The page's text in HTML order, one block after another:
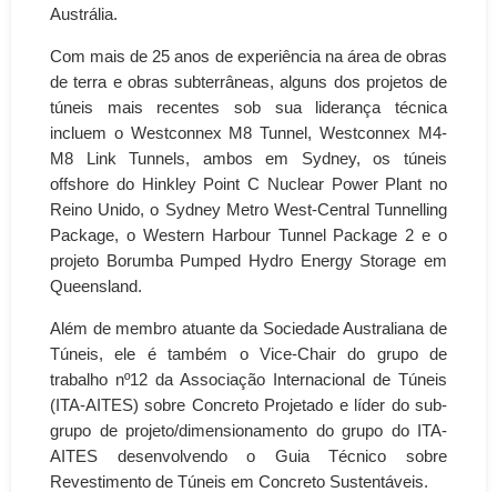
Austrália.
Com mais de 25 anos de experiência na área de obras
de terra e obras subterrâneas, alguns dos projetos de
túneis mais recentes sob sua liderança técnica
incluem o Westconnex M8 Tunnel, Westconnex M4-
M8 Link Tunnels, ambos em Sydney, os túneis
offshore do Hinkley Point C Nuclear Power Plant no
Reino Unido, o Sydney Metro West-Central Tunnelling
Package, o Western Harbour Tunnel Package 2 e o
projeto Borumba Pumped Hydro Energy Storage em
Queensland.
Além de membro atuante da Sociedade Australiana de
Túneis, ele é também o Vice-Chair do grupo de
trabalho nº12 da Associação Internacional de Túneis
(ITA-AITES) sobre Concreto Projetado e líder do sub-
grupo de projeto/dimensionamento do grupo do ITA-
AITES desenvolvendo o Guia Técnico sobre
Revestimento de Túneis em Concreto Sustentáveis.